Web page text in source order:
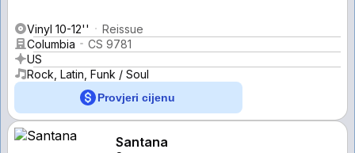
Vinyl 10-12''
Reissue
Columbia
CS 9781
US
Rock, Latin, Funk / Soul
Provjeri cijenu
Santana